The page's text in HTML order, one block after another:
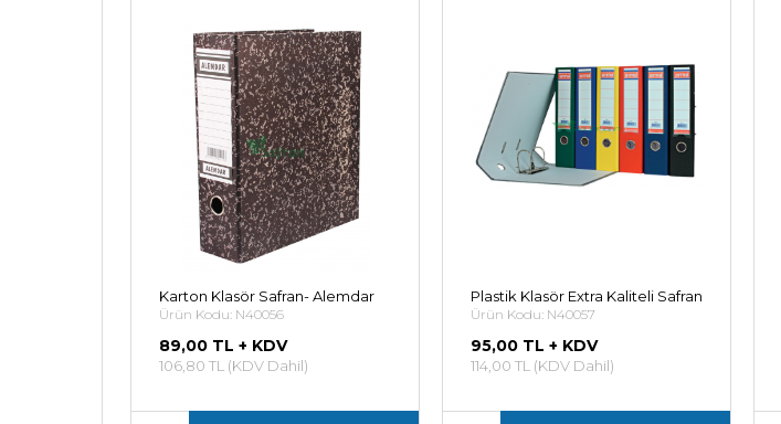
Karton Klasör Safran- Alemdar
Ürün Kodu: N40056
89,00 TL + KDV
106,80 TL (KDV Dahil)
Plastik Klasör Extra Kaliteli Safran
Ürün Kodu: N40057
95,00 TL + KDV
114,00 TL (KDV Dahil)